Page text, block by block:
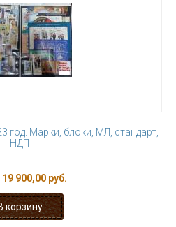
год. Марки, блоки, МЛ, стандарт,
НДП
19 900,00 руб.